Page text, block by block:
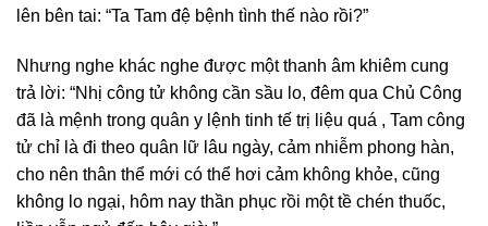
lên bên tai: “Ta Tam đệ bệnh tình thế nào rồi?”
Nhưng nghe khác nghe được một thanh âm khiêm cung
trả lời: “Nhị công tử không cần sầu lo, đêm qua Chủ Công
đã là mệnh trong quân y lệnh tinh tế trị liệu quá , Tam công
tử chỉ là đi theo quân lữ lâu ngày, cảm nhiễm phong hàn,
cho nên thân thể mới có thể hơi cảm không khỏe, cũng
không lo ngại, hôm nay thần phục rồi một tề chén thuốc,